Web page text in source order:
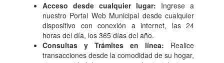
Acceso desde cualquier lugar: Ingrese a
nuestro Portal Web Municipal desde cualquier
dispositivo con conexión a internet, las 24
horas del día, los 365 días del año.
Consultas y Trámites en línea: Realice
transacciones desde la comodidad de su hogar,